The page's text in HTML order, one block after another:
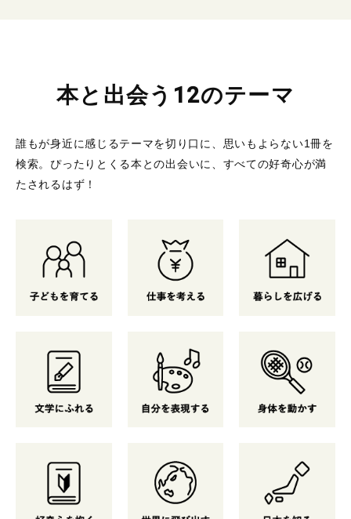
本と出会う12のテーマ
誰もが身近に感じるテーマを切り口に、思いもよらない1冊を
検索。 ぴったりとくる本との出会いに、すべての好奇心が満
たされるはず！